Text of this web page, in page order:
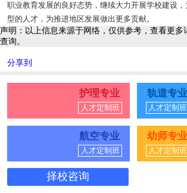
职业教育发展的良好态势，继续大力开展学校建设
型的人才，为推进地区发展做出更多贡献。
声明：以上信息来源于网络，仅供参考，查看更多
查询。
分享到
护理专业
人才定制班
轨道专业
人才定制班
航空专业
人才定制班
幼师专业
人才定制班
择校咨询